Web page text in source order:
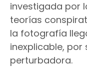
investigada por
teorías
la fotografía
inexplicable, por
perturbadora.